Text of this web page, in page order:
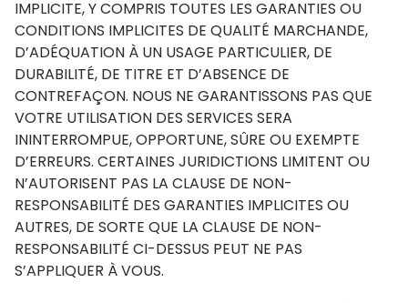
IMPLICITE, Y COMPRIS TOUTES LES GARANTIES OU
CONDITIONS IMPLICITES DE QUALITÉ MARCHANDE,
D’ADÉQUATION À UN USAGE PARTICULIER, DE
DURABILITÉ, DE TITRE ET D’ABSENCE DE
CONTREFAÇON. NOUS NE GARANTISSONS PAS QUE
VOTRE UTILISATION DES SERVICES SERA
ININTERROMPUE, OPPORTUNE, SÛRE OU EXEMPTE
D’ERREURS. CERTAINES JURIDICTIONS LIMITENT OU
N’AUTORISENT PAS LA CLAUSE DE NON-
RESPONSABILITÉ DES GARANTIES IMPLICITES OU
AUTRES, DE SORTE QUE LA CLAUSE DE NON-
RESPONSABILITÉ CI-DESSUS PEUT NE PAS
S’APPLIQUER À VOUS.